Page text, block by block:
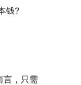
钱?
言，只需